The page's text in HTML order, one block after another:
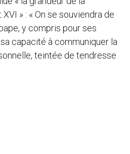
» : « On se souviendra de
y compris pour ses
capacité à communiquer la
teintée de tendresse